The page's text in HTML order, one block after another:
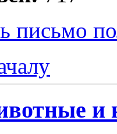
письмо
и